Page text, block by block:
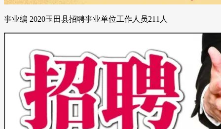
事业编 2020玉田县招聘事业单位工作人员211人